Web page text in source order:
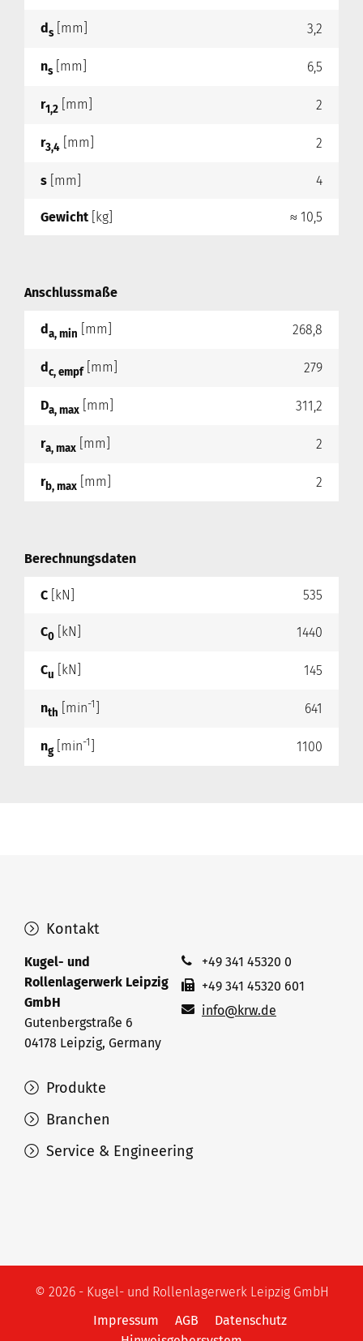
ds [mm] 3,2
ns [mm] 6,5
r1,2 [mm] 2
r3,4 [mm] 2
s [mm] 4
Gewicht [kg] ≈ 10,5
Anschlussmaße
da, min [mm] 268,8
dc, empf[mm] 279
Da, max [mm] 311,2
ra, max [mm] 2
rb, max [mm] 2
Berechnungsdaten
C [kN] 535
C0 [kN] 1440
Cu [kN] 145
nth [min-1 641
ng[min-1 1100
Produkte
Branchen
Service & Engineering
Kontakt
Kugel- und
Rollenlagerwerk Leipzig
GmbH
Gutenbergstraße 6
04178 Leipzig, Germany
+49 341 45320 0
+49 341 45320 601
info@krw.de
© 2026 - Kugel- und Rollenlagerwerk Leipzig GmbH
Impressum
AGB
Datenschutz